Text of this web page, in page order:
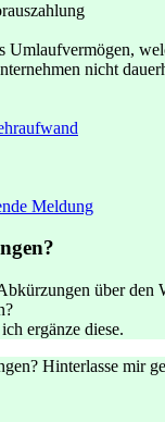
Umlaufvermögen,
nicht
Meldung
über den
ergänze diese.
Hinterlasse mir